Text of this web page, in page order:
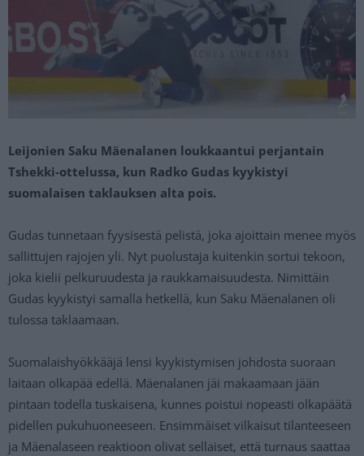
Leijonien Saku Mäenalanen loukkaantui perjantain
Tshekki-ottelussa, kun Radko Gudas kyykistyi
suomalaisen taklauksen alta pois.
Gudas tunnetaan fyysisestä pelistä, joka ajoittain menee myös
sallittujen rajojen yli. Nyt puolustaja kuitenkin sortui tekoon,
joka kielii pelkuruudesta ja raukkamaisuudesta. Nimittäin
Gudas kyykistyi samalla hetkellä, kun Saku Mäenalanen oli
tulossa taklaamaan.
Suomalaishyökkääjä lensi kyykistymisen johdosta suoraan
laitaan olkapää edellä. Mäenalanen jäi makaamaan jään
pintaan todella tuskaisena, kunnes poistui nopeasti olkapäätä
pidellen pukuhuoneeseen. Ensimmäiset vilkaisut tilanteeseen
ja Mäenalaseen reaktioon olivat sellaiset, että turnaus saattaa